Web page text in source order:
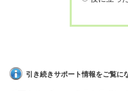
引き続きサポート情報をご覧に